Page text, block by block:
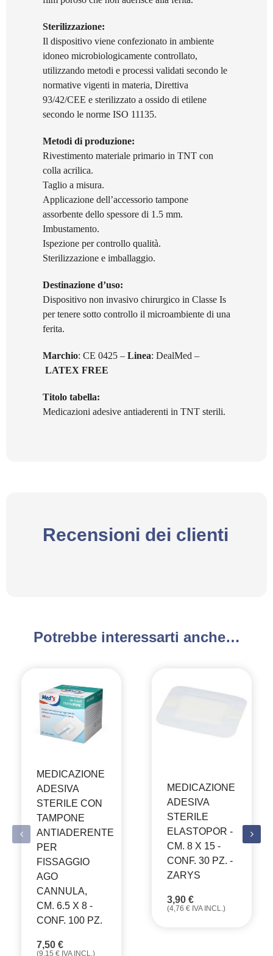
Sterilizzazione:
Il dispositivo viene confezionato in ambiente
idoneo microbiologicamente controllato,
utilizzando metodi e processi validati secondo le
normative vigenti in materia, Direttiva
93/42/CEE e sterilizzato a ossido di etilene
secondo le norme ISO 11135.
Metodi di produzione:
Rivestimento materiale primario in TNT con
colla acrilica.
Taglio a misura.
Applicazione dell’accessorio tampone
assorbente dello spessore di 1.5 mm.
Imbustamento.
Ispezione per controllo qualità.
Sterilizzazione e imballaggio.
Destinazione d’uso:
Dispositivo non invasivo chirurgico in Classe Is
per tenere sotto controllo il microambiente di una
ferita.
Marchio: CE 0425 – Linea: DealMed –
LATEX FREE
Titolo tabella:
Medicazioni adesive antiaderenti in TNT sterili.
Recensioni dei clienti
Potrebbe interessarti anche…
MEDICAZIONE
ADESIVA
STERILE CON
TAMPONE
ANTIADERENTE
PER
FISSAGGIO
AGO
CANNULA,
CM. 6.5 X 8 -
CONF. 100 PZ.
7,50 €
(9,15 € IVA INCL.)
MEDICAZIONE
ADESIVA
STERILE
ELASTOPOR -
CM. 8 X 15 -
CONF. 30 PZ. -
ZARYS
3,90 €
(4,76 € IVA INCL.)